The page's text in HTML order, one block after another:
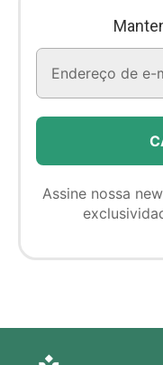
Assine nossa